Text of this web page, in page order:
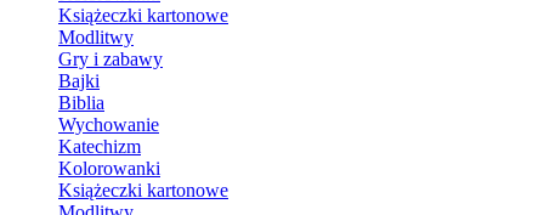
Książeczki kartonowe
Modlitwy
Gry i zabawy
Bajki
Biblia
Wychowanie
Katechizm
Kolorowanki
Książeczki kartonowe